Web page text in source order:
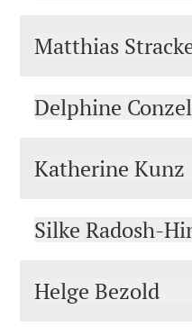
Matthias
Delphine
Katherine Kunz
Silke Radosh-
Helge Bezold